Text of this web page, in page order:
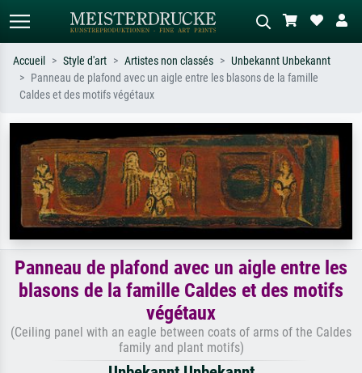
Recherche standard
ex. Monet, Nuit étoilée,
impressionnisme, vague de Hokusai,
nu.
abstrait avec beaucoup de rouge,
tableau sombre, nu debout près d'un
arbre.
Accueil Style d'art Artistes non classés
Unbekannt Unbekannt
Panneau de plafond avec un aigle entre les blasons de la famille
Caldes et des motifs végétaux
Panneau de plafond avec un aigle entre les
blasons de la famille Caldes et des motifs
végétaux
(Ceiling panel with an eagle between coats of arms of the Caldes
family and plant motifs)